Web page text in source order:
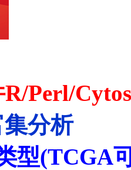
Perl/
分析
型(TCGA